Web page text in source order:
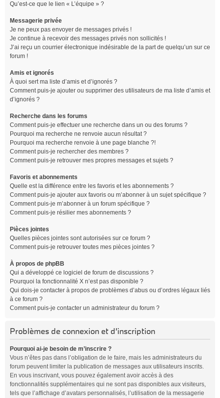
Qu’est-ce que le lien « L’équipe » ?
Messagerie privée
Je ne peux pas envoyer de messages privés !
Je continue à recevoir des messages privés non sollicités !
J’ai reçu un courrier électronique indésirable de la part de quelqu’un sur ce
forum !
Amis et ignorés
À quoi sert ma liste d’amis et d’ignorés ?
Comment puis-je ajouter ou supprimer des utilisateurs de ma liste d’amis et
d’ignorés ?
Recherche dans les forums
Comment puis-je effectuer une recherche dans un ou des forums ?
Pourquoi ma recherche ne renvoie aucun résultat ?
Pourquoi ma recherche renvoie à une page blanche ?!
Comment puis-je rechercher des membres ?
Comment puis-je retrouver mes propres messages et sujets ?
Favoris et abonnements
Quelle est la différence entre les favoris et les abonnements ?
Comment puis-je ajouter aux favoris ou m’abonner à un sujet spécifique ?
Comment puis-je m’abonner à un forum spécifique ?
Comment puis-je résilier mes abonnements ?
Pièces jointes
Quelles pièces jointes sont autorisées sur ce forum ?
Comment puis-je retrouver toutes mes pièces jointes ?
À propos de phpBB
Qui a développé ce logiciel de forum de discussions ?
Pourquoi la fonctionnalité X n’est pas disponible ?
Qui dois-je contacter à propos de problèmes d’abus ou d’ordres légaux liés
à ce forum ?
Comment puis-je contacter un administrateur du forum ?
Problèmes de connexion et d’inscription
Pourquoi ai-je besoin de m’inscrire ?
Vous n’êtes pas dans l’obligation de le faire, mais les administrateurs du
forum peuvent limiter la publication de messages aux utilisateurs inscrits.
En vous inscrivant, vous pouvez également avoir accès à des
fonctionnalités supplémentaires qui ne sont pas disponibles aux visiteurs,
tels que l’affichage d’avatars personnalisés, l’utilisation de la messagerie